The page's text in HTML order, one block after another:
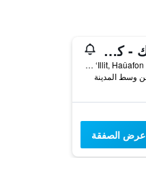
نوما إميك - كانتري سايد جيست هاوس إن يوكنيم موشافا
1 Agra Street, Yoqne‘am ‘Illit, Haûafon (Northern), اسرائيل
عرض الصفقة